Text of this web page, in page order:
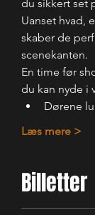
du sikkert set
Uanset hvad,
skaber de
scenekanten.
En time før
du kan nyde i
Dørene
Læs mere >
Billetter